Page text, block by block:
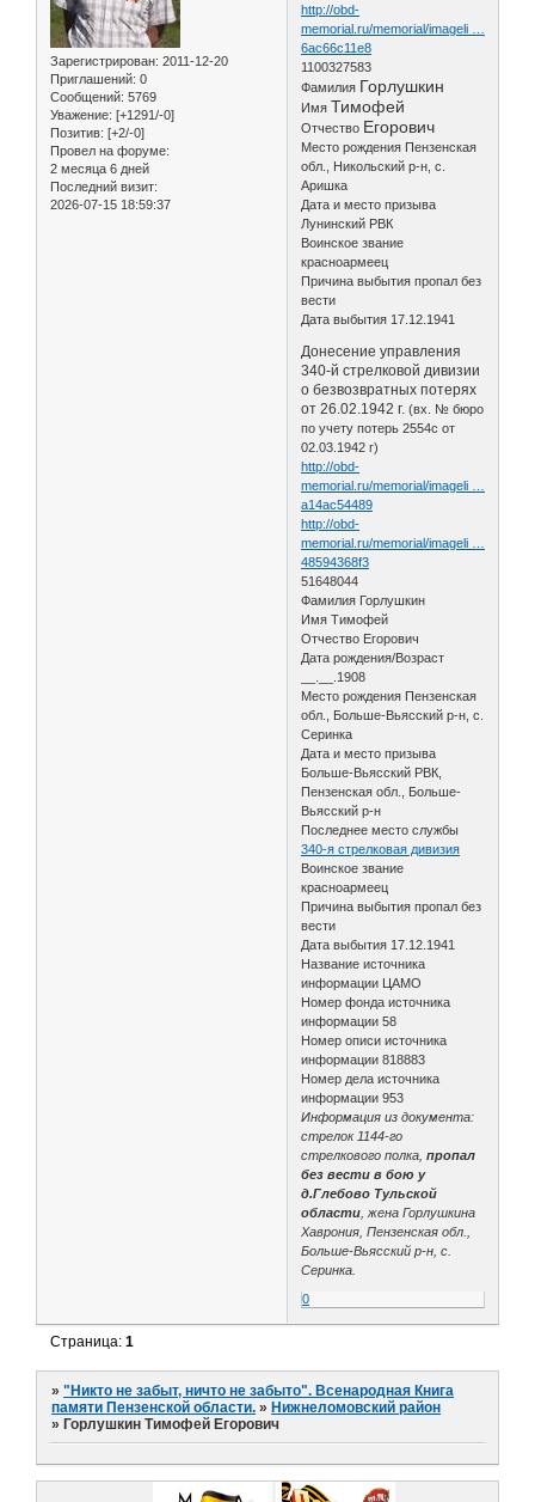
Зарегистрирован: 2011-12-20
Приглашений: 0
Сообщений: 5769
Уважение: [+1291/-0]
Позитив: [+2/-0]
Провел на форуме:
2 месяца 6 дней
Последний визит:
2026-07-15 18:59:37
http://obd-
memorial.ru/memorial/imageli …
6ac66c11e8
1100327583
Фамилия Горлушкин
Имя Тимофей
Отчество Егорович
Место рождения Пензенская
обл., Никольский р-н, с.
Аришка
Дата и место призыва
Лунинский РВК
Воинское звание
красноармеец
Причина выбытия пропал без
вести
Дата выбытия 17.12.1941
Донесение управления
340-й стрелковой дивизии
о безвозвратных потерях
от 26.02.1942 г. (вх. № бюро
по учету потерь 2554с от
02.03.1942 г)
http://obd-
memorial.ru/memorial/imageli …
a14ac54489
http://obd-
memorial.ru/memorial/imageli …
48594368f3
51648044
Фамилия Горлушкин
Имя Тимофей
Отчество Егорович
Дата рождения/Возраст
__.__.1908
Место рождения Пензенская
обл., Больше-Вьясский р-н, с.
Серинка
Дата и место призыва
Больше-Вьясский РВК,
Пензенская обл., Больше-
Вьясский р-н
Последнее место службы
340-я стрелковая дивизия
Воинское звание
красноармеец
Причина выбытия пропал без
вести
Дата выбытия 17.12.1941
Название источника
информации ЦАМО
Номер фонда источника
информации 58
Номер описи источника
информации 818883
Номер дела источника
информации 953
Информация из документа:
стрелок 1144-го
стрелкового полка,пропал
без вести в бою у
д.Глебово Тульской
области , жена Горлушкина
Хаврония, Пензенская обл.,
Больше-Вьясский р-н, с.
Серинка.
0
Страница:1
»"Никто не забыт, ничто не забыто". Всенародная Книга
памяти Пензенской области. » Нижнеломовский район
» Горлушкин Тимофей Егорович